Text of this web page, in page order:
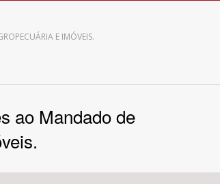
E IMÓVEIS.
ao Mandado de